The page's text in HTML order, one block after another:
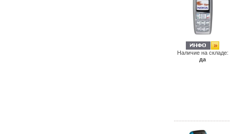
Наличие на складе:
да